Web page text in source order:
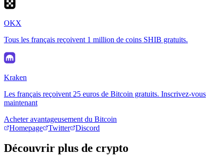
OKX
Tous les français reçoivent 1 million de coins SHIB gratuits.
Kraken
Les français reçoivent 25 euros de Bitcoin gratuits. Inscrivez-vous
maintenant
Acheter avantageusement du Bitcoin
Homepage
Twitter Discord
Découvrir plus de crypto